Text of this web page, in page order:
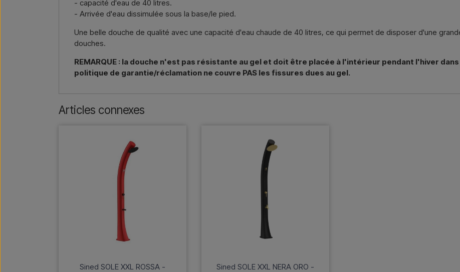
- capacité d'eau de 40 litres.
- Arrivée d'eau dissimulée sous la base/le pied.
Une belle douche de qualité avec une capacité d'eau chaude de 40 litres, ce qui permet de disposer d'une
douches.
REMARQUE : la douche n'est pas résistante au gel et doit être placée à l'intérieur pendant l'hiver
politique de garantie/réclamation ne couvre PAS les fissures dues au gel.
Articles connexes
Sined SOLE XXL ROSSA -
Sined SOLE XXL NERA ORO -